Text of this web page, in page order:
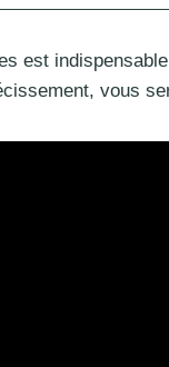
est
vous